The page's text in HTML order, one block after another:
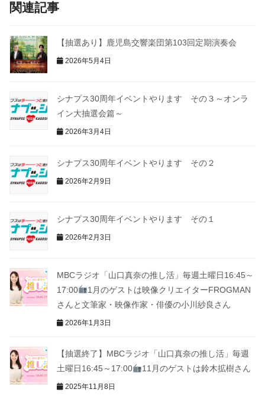
関連記事
【抽選あり】鹿児島交響楽団第103回定期演奏会
2026年5月4日
シナプス30周年イベントやります その３～オンラ
イン大抽選会篇～
2026年3月4日
シナプス30周年イベントやります その２
2026年2月9日
シナプス30周年イベントやります その１
2026年2月3日
MBCラジオ「山口真奈の推し活」毎週土曜日16:45～
17:00
1月のゲストは映像クリエイターFROGMAN
さんと文筆家・映像作家・俳優の小川紗良さん
2026年1月3日
【抽選終了】MBCラジオ「山口真奈の推し活」毎週
土曜日16:45～17:00
11月のゲストは鈴木拡樹さん
2025年11月8日